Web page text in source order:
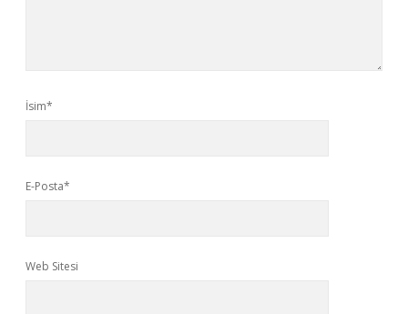
İsim*
E-Posta*
Web Sitesi